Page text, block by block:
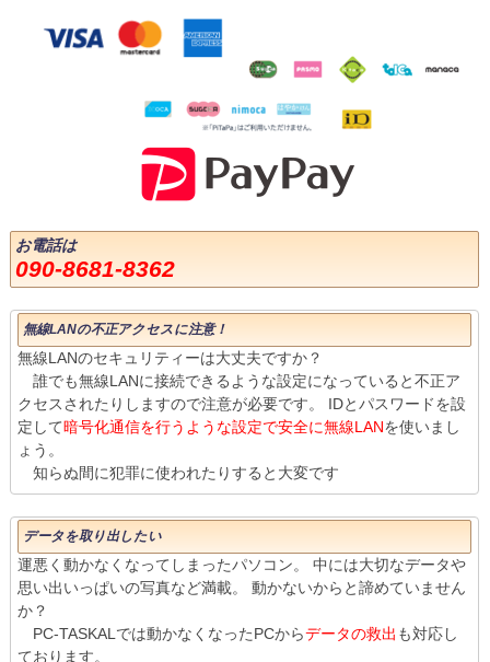
お電話は
090-8681-8362
無線LANの不正アクセスに注意！
無線LANのセキュリティーは大丈夫ですか？
誰でも無線LANに接続できるような設定になっていると不正ア
クセスされたりしますので注意が必要です。 IDとパスワードを設
定して暗号化通信を行うような設定で安全に無線LANを使いまし
ょう。
知らぬ間に犯罪に使われたりすると大変です
データを取り出したい
運悪く動かなくなってしまったパソコン。 中には大切なデータや
思い出いっぱいの写真など満載。 動かないからと諦めていません
か？
PC-TASKALでは動かなくなったPCからデータの救出 も対応し
ております。